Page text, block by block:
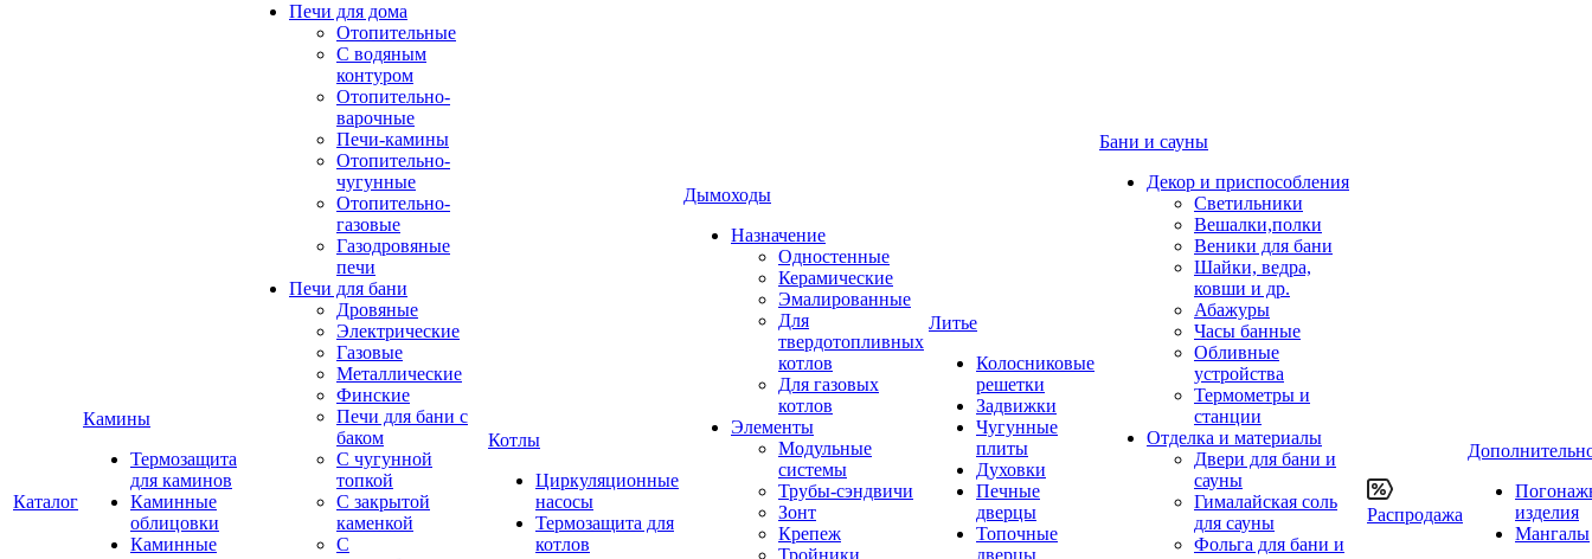
Каталог
Камины
Термозащита
для каминов
Каминные
облицовки
Каминные
Печи для дома
Отопительные
C водяным
контуром
Отопительно-
варочные
Печи-камины
Отопительно-
чугунные
Отопительно-
газовые
Газодровяные
печи
Печи для бани
Дровяные
Электрические
Газовые
Металлические
Финские
Печи для бани с
баком
С чугунной
топкой
С закрытой
каменкой
С
Котлы
Циркуляционные
насосы
Термозащита для
котлов
Дымоходы
Назначение
Одностенные
Керамические
Эмалированные
Для
твердотопливных
котлов
Для газовых
котлов
Элементы
Модульные
системы
Трубы-сэндвичи
Зонт
Крепеж
Тройники
Литье
Колосниковые
решетки
Задвижки
Чугунные
плиты
Духовки
Печные
дверцы
Топочные
дверцы
Бани и сауны
Декор и приспособления
Светильники
Вешалки,полки
Веники для бани
Шайки, ведра,
ковши и др.
Абажуры
Часы банные
Обливные
устройства
Термометры и
станции
Отделка и материалы
Двери для бани и
сауны
Гималайская соль
для сауны
Фольга для бани и
Распродажа
изделия
Мангалы